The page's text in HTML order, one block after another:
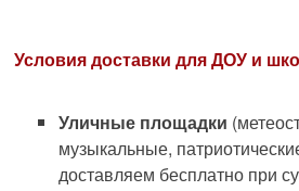
Условия доставки для ДОУ и
Уличные площадки
музыкальные,
доставляем бесплатно при